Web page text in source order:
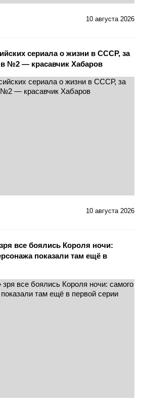
10 августа 2026
сериала о жизни в СССР, за
№2 — красавчик Хабаров
10 августа 2026
все боялись Короля ночи:
показали там ещё в